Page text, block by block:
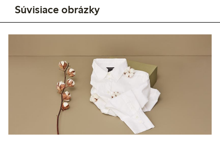
Súvisiace obrázky